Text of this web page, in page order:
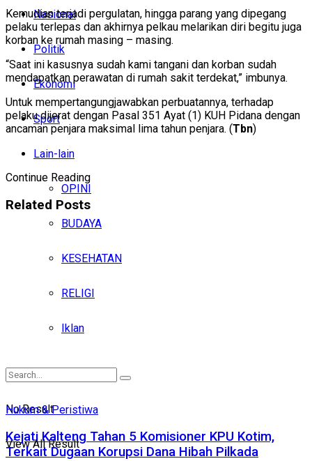
Nasional
Politik
Ekonomi
Sport
Lain-lain
OPINI
BUDAYA
KESEHATAN
RELIGI
Iklan
No Result
View All Result
Kemudian terjadi pergulatan, hingga parang yang dipegang
pelaku terlepas dan akhirnya pelkau melarikan diri begitu juga
korban ke rumah masing – masing.
“Saat ini kasusnya sudah kami tangani dan korban sudah
mendapatkan perawatan di rumah sakit terdekat,” imbunya.
Untuk mempertangungjawabkan perbuatannya, terhadap
pelaku dijerat dengan Pasal 351 Ayat (1) KUH Pidana dengan
ancaman penjara maksimal lima tahun penjara. (Tbn)
Continue Reading
Related Posts
Hukum & Peristiwa
Kejati Kalteng Tahan 5 Komisioner KPU Kotim,
Terkait Dugaan Korupsi Dana Hibah Pilkada